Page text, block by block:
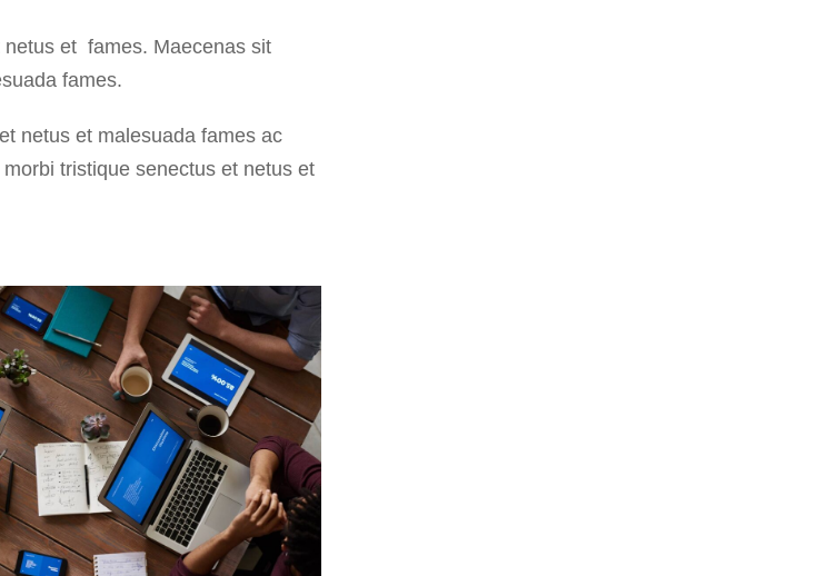
et fames. Maecenas sit
fames.
netus et malesuada fames ac
tristique senectus et netus et